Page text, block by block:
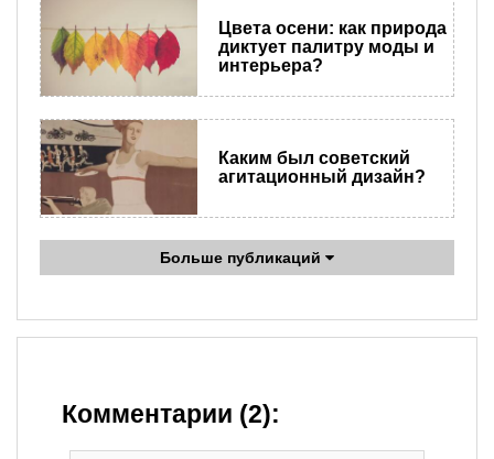
Цвета осени: как природа
диктует палитру моды и
интерьера?
Каким был советский
агитационный дизайн?
Больше публикаций
Комментарии (2):